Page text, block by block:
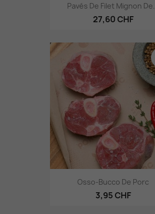
Pavés De Filet Mignon De...
27,60 CHF
Osso-Bucco De Porc
3,95 CHF